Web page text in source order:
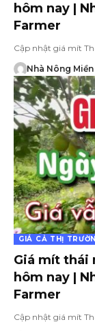
hôm nay |
Farmer
Cập nhật giá mít
Nhà Nông
GIÁ CẢ THỊ
Giá mít thái
hôm nay |
Farmer
Cập nhật giá mít